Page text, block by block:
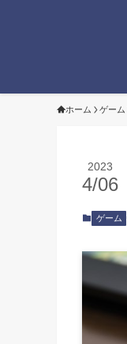
ホーム ゲーム
2023
4/06
ゲーム